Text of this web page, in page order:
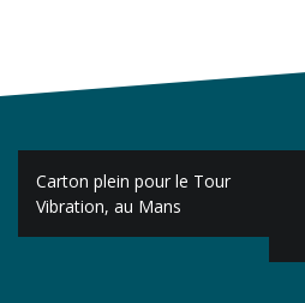
Navigation
de
l’article
Carton plein pour le Tour
Vibration, au Mans